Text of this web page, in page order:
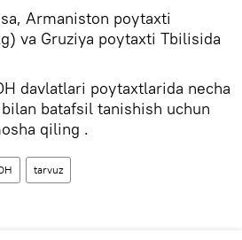
Armaniston poytaxti
va Gruziya poytaxti Tbilisida
davlatlari poytaxtlarida necha
batafsil tanishish uchun
qiling .
tarvuz